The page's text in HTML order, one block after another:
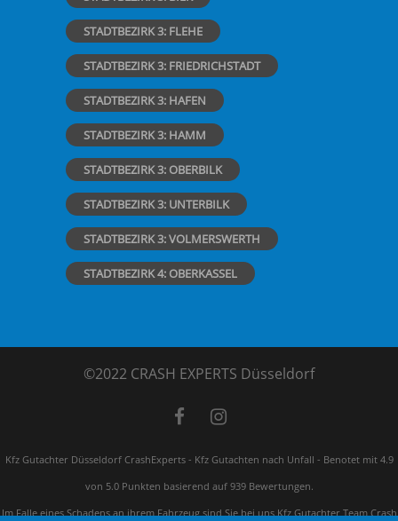
STADTBEZIRK 3: FLEHE
STADTBEZIRK 3: FRIEDRICHSTADT
STADTBEZIRK 3: HAFEN
STADTBEZIRK 3: HAMM
STADTBEZIRK 3: OBERBILK
STADTBEZIRK 3: UNTERBILK
STADTBEZIRK 3: VOLMERSWERTH
STADTBEZIRK 4: OBERKASSEL
©2022 CRASH EXPERTS Düsseldorf
Kfz Gutachter Düsseldorf CrashExperts - Kfz Gutachten nach Unfall - Benotet mit 4.9
von 5.0 Punkten basierend auf 939Bewertungen.
Im Falle eines Schadens an ihrem Fahrzeug sind Sie bei uns Kfz Gutachter Team Crash